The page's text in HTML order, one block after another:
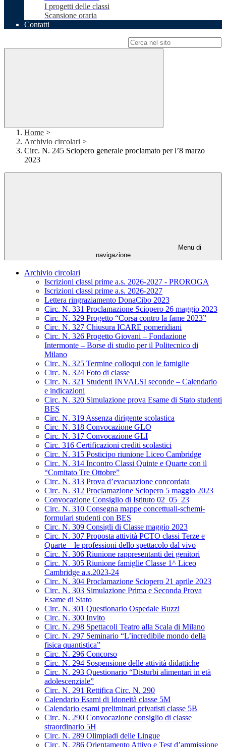
I progetti delle classi
Scansione oraria
Contatti
Home >
Archivio circolari >
Circ. N. 245 Sciopero generale proclamato per l’8 marzo
2023
Menu di
navigazione
Archivio circolari
Iscrizioni classi prime a.s. 2026-2027 - PROROGA
Iscrizioni classi prime a.s. 2026-2027
Lettera ringraziamento DonaCibo 2023
Circ. N. 331 Proclamazione Sciopero 26 maggio 2023
Circ. N. 329 Progetto “Corsa contro la fame 2023”
Circ. N. 327 Chiusura ICARE pomeridiani
Circ. N. 326 Progetto Giovani – Fondazione
Intermonte – Borse di studio per il Politecnico di
Milano
Circ. N. 325 Termine colloqui con le famiglie
Circ. N. 324 Foto di classe
Circ. N. 321 Studenti INVALSI seconde – Calendario
e indicazioni
Circ. N. 320 Simulazione prova Esame di Stato studenti
BES
Circ. N. 319 Assenza dirigente scolastica
Circ. N. 318 Convocazione GLO
Circ. N. 317 Convocazione GLI
Circ. 316 Certificazioni crediti scolastici
Circ. N. 315 Posticipo riunione Liceo Cambridge
Circ. N. 314 Incontro Classi Quinte e Quarte con il
“Comitato Tre Ottobre”
Circ. N. 313 Prova d’evacuazione concordata
Circ. N. 312 Proclamazione Sciopero 5 maggio 2023
Convocazione Consiglio di Istituto 02_05_23
Circ. N. 310 Consegna mappe concettuali-schemi-
formulari studenti con BES
Circ. N. 309 Consigli di Classe maggio 2023
Circ. N. 307 Proposta attività PCTO classi Terze e
Quarte – le professioni dello spettacolo dal vivo
Circ. N. 306 Riunione rappresentanti dei genitori
Circ. N. 305 Riunione famiglie Classe 1^ Liceo
Cambridge a.s.2023-24
Circ. N. 304 Proclamazione Sciopero 21 aprile 2023
Circ. N. 303 Simulazione Prima e Seconda Prova
Esame di Stato
Circ. N. 301 Questionario Ospedale Buzzi
Circ. N. 300 Invito
Circ. N. 298 Spettacoli Teatro alla Scala di Milano
Circ. N. 297 Seminario “L’incredibile mondo della
fisica quantistica”
Circ. N. 296 Concorso
Circ. N. 294 Sospensione delle attività didattiche
Circ. N. 293 Questionario “Disturbi alimentari in età
adolescenziale”
Circ. N. 291 Rettifica Circ. N. 290
Calendario Esami di Idoneità classe 5M
Calendario esami preliminari privatisti classe 5B
Circ. N. 290 Convocazione consiglio di classe
straordinario 5H
Circ. N. 289 Olimpiadi delle Lingue
Circ. N. 286 Orientamento Attivo e Test d’ammissione